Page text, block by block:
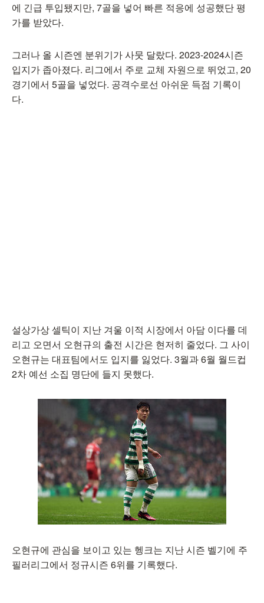
에 긴급 투입됐지만, 7골을 넣어 빠른 적응에 성공했단 평
가를 받았다.
그러나 올 시즌엔 분위기가 사뭇 달랐다. 2023-2024시즌
입지가 좁아졌다. 리그에서 주로 교체 자원으로 뛰었고, 20
경기에서 5골을 넣었다. 공격수로선 아쉬운 득점 기록이
다.
설상가상 셀틱이 지난 겨울 이적 시장에서 아담 이다를 데
리고 오면서 오현규의 출전 시간은 현저히 줄었다. 그 사이
오현규는 대표팀에서도 입지를 잃었다. 3월과 6월 월드컵
2차 예선 소집 명단에 들지 못했다.
오현규에 관심을 보이고 있는 헹크는 지난 시즌 벨기에 주
필러리그에서 정규시즌 6위를 기록했다.